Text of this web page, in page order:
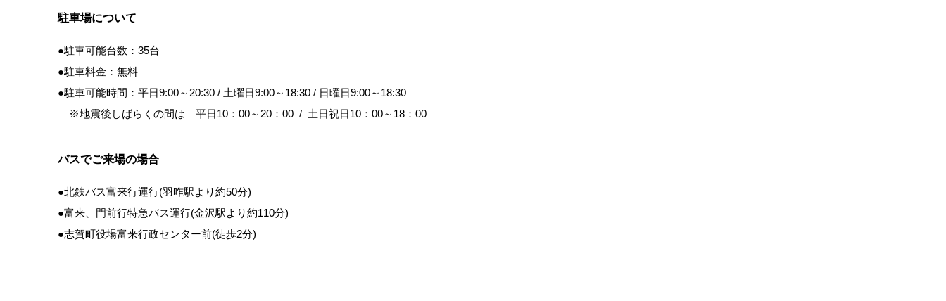
駐車場について
●駐車可能台数：35台
●駐車料金：無料
●駐車可能時間：平日9:00～20:30 / 土曜日9:00～18:30 / 日曜日9:00～18:30
※地震後しばらくの間は 平日10：00～20：00 / 土日祝日10：00～18：00
バスでご来場の場合
●北鉄バス富来行運行(羽咋駅より約50分)
●富来、門前行特急バス運行(金沢駅より約110分)
●志賀町役場富来行政センター前(徒歩2分)